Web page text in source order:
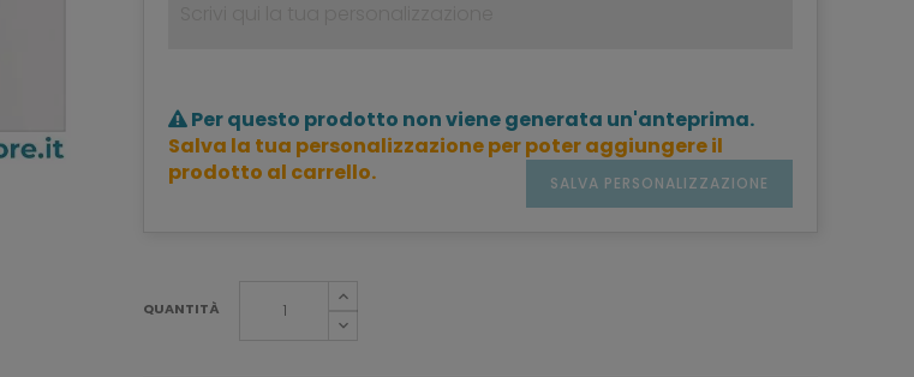
Per questo prodotto non viene generata un'anteprima.
Salva la tua personalizzazione per poter aggiungere il
prodotto al carrello.
SALVA PERSONALIZZAZIONE
QUANTITÀ